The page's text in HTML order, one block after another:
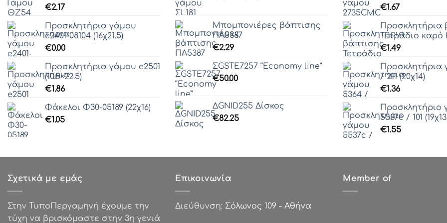
€2.17
Προσκλητήρια γάμου
e2401-08104 (16χ21.5)
€0.00
Προσκλητήρια γάμου e2501
(10.5×22.5)
€1.86
Φάκελοι Φ30-05189 (22χ16)
€1.05
through
Μπομπονιέρες βάπτισης
ΠΑ5387
€2.29
ΣGSTE7257 “Economy line”
€50.00
ΔGNID255 Δίσκος
€82.25
€1.67
Προσκλητήρια
Τετράδιο καρό
€1.49
Προσκλητήρια
/ 211 (20χ14)
€1.36
Προσκλητήριο
5537c / 101
€1.55
Σχετικά με εμάς
Στην ΤυποΠεργαμηνή έχουμε την
τύχη να βρισκόμαστε στην 3η γενιά
Επικοινωνία
Διεύθυνση: Σόλωνος 109 - Αθήνα
Member of